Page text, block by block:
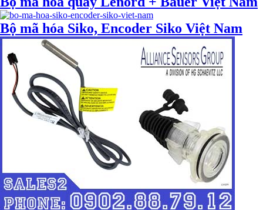
Bộ mã hóa Siko, Encoder Siko Việt Nam